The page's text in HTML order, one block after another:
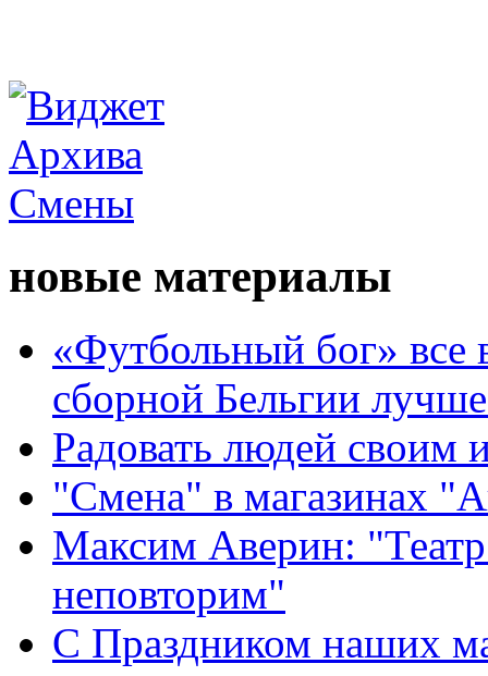
новые материалы
«Футбольный бог» все
сборной Бельгии
Радовать людей своим
"Смена" в магазинах
Максим Аверин:
неповторим"
С Праздником наших